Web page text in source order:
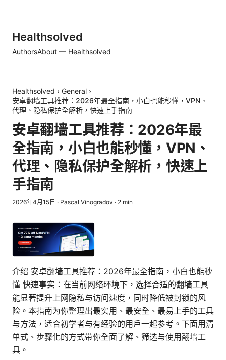
Healthsolved
AuthorsAbout — Healthsolved
Healthsolved › General ›
安卓翻墙工具推荐：2026年最全指南，小白也能秒懂，VPN、
代理、隐私保护全解析，快速上手指南
安卓翻墙工具推荐：2026年最
全指南，小白也能秒懂，VPN、
代理、隐私保护全解析，快速上
手指南
2026年4月15日 · Pascal Vinogradov · 2 min
介绍 安卓翻墙工具推荐：2026年最全指南，小白也能秒
懂 快速事实：在当前网络环境下，选择合适的翻墙工具
能显著提升上网隐私与访问速度，同时降低被封锁的风
险。本指南为你整理出最实用、最安全、最易上手的工具
与方法，适合初学者与有经验的用户一起参考。下面用清
单式、步骤化的方式带你全面了解、筛选与使用翻墙工
具。